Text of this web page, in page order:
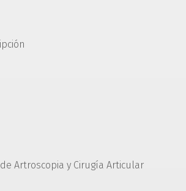
Artroscopia y Cirugía Articular